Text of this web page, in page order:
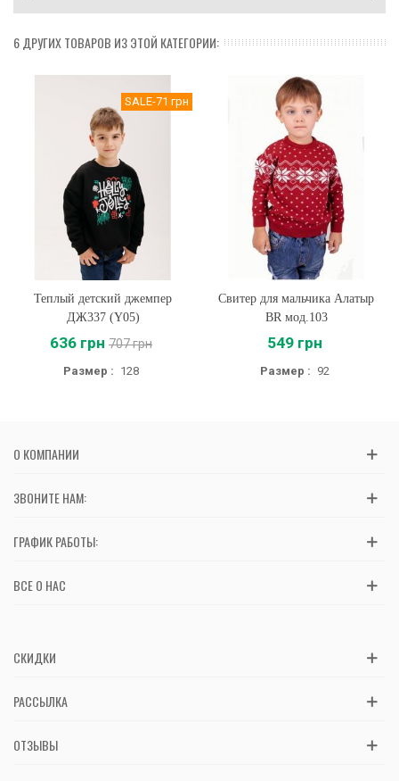
6 ДРУГИХ ТОВАРОВ ИЗ ЭТОЙ КАТЕГОРИИ:
SALE-71 грн
Теплый детский джемпер
ДЖ337 (Y05)
636 грн 707 грн
Размер : 128
Свитер для мальчика Алатыр
BR мод.103
549 грн
Размер : 92
О КОМПАНИИ
ЗВОНИТЕ НАМ:
ГРАФИК РАБОТЫ:
ВСЕ О НАС
СКИДКИ
РАССЫЛКА
ОТЗЫВЫ